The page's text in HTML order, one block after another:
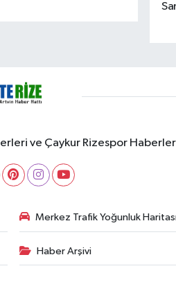
ve Çaykur Rizespor
Merkez Trafik Yoğunluk
Haber Arşivi